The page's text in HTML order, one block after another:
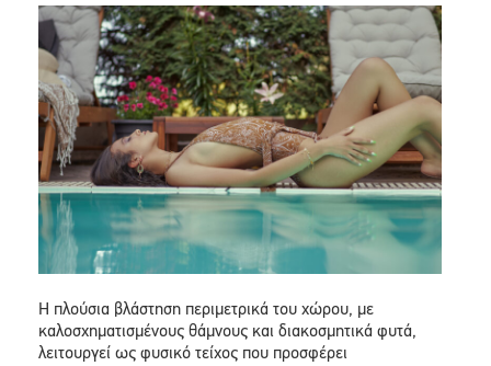
Η πλούσια βλάστηση περιμετρικά του χώρου, με
καλοσχηματισμένους θάμνους και διακοσμητικά φυτά,
λειτουργεί ως φυσικό τείχος που προσφέρει